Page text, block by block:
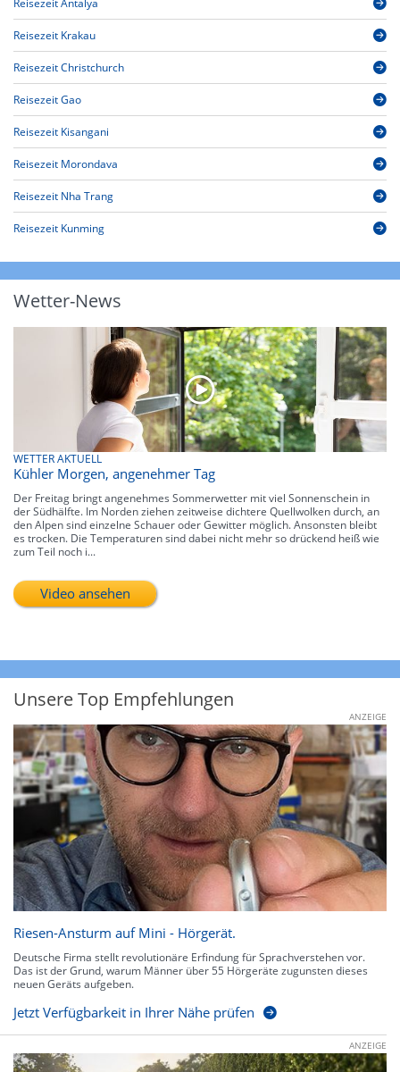
Reisezeit Antalya
Reisezeit Krakau
Reisezeit Christchurch
Reisezeit Gao
Reisezeit Kisangani
Reisezeit Morondava
Reisezeit Nha Trang
Reisezeit Kunming
Wetter-News
WETTER AKTUELL
Kühler Morgen, angenehmer Tag
Der Freitag bringt angenehmes Sommerwetter mit viel Sonnenschein in
der Südhälfte. Im Norden ziehen zeitweise dichtere Quellwolken durch, an
den Alpen sind einzelne Schauer oder Gewitter möglich. Ansonsten bleibt
es trocken. Die Temperaturen sind dabei nicht mehr so drückend heiß wie
zum Teil noch i...
Video ansehen
Unsere Top Empfehlungen
ANZEIGE
Riesen-Ansturm auf Mini - Hörgerät.
Deutsche Firma stellt revolutionäre Erfindung für Sprachverstehen vor.
Das ist der Grund, warum Männer über 55 Hörgeräte zugunsten dieses
neuen Geräts aufgeben.
Jetzt Verfügbarkeit in Ihrer Nähe prüfen
ANZEIGE